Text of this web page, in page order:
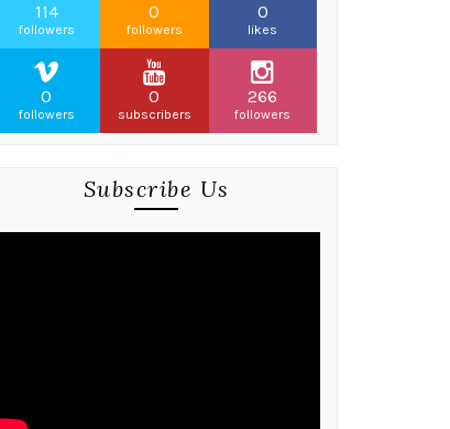
114
followers
0
followers
0
likes
0
followers
0
subscribers
266
followers
Subscribe Us